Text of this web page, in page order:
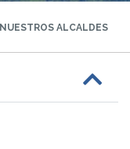
NUESTROS ALCALDES